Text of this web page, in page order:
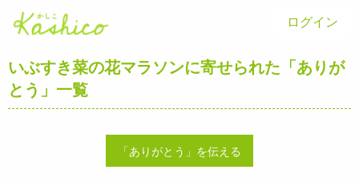
ログイン
いぶすき菜の花マラソンに寄せられた「ありが
とう」一覧
「ありがとう」を伝える